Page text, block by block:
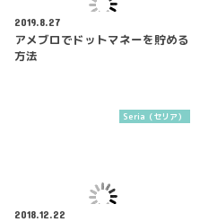
2019.8.27
アメブロでドットマネーを貯める
方法
Seria（セリア）
2018.12.22